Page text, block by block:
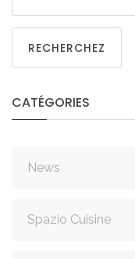
RECHERCHEZ
CATÉGORIES
News
Spazio Cuisine